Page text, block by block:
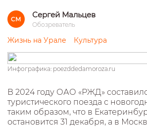
СМ Сергей Мальцев
Обозреватель
Жизнь на Урале Культура
Инфографика: poezddedamoroza.ru
В 2024 году ОАО «РЖД»
туристического поезда с
таким образом, что в
остановится 31 декабря, а в